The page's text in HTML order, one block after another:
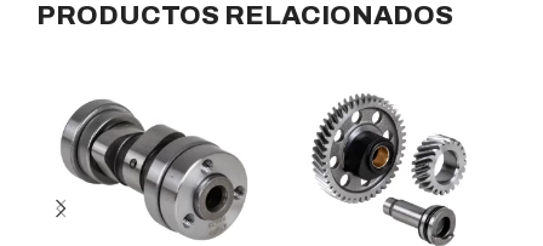
PRODUCTOS RELACIONADOS